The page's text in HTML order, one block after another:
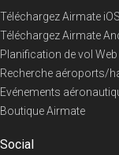
Téléchargez Airmate iOS
Téléchargez Airmate
Planification de vol Web
Recherche aéroports/
Evénements
Boutique Airmate
Social